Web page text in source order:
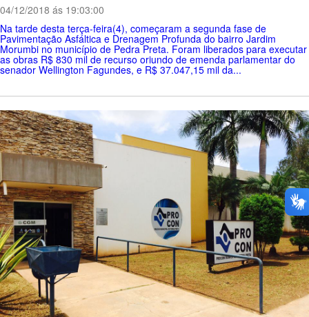
04/12/2018 ás 19:03:00
Na tarde desta terça-feira(4), começaram a segunda fase de
Pavimentação Asfáltica e Drenagem Profunda do bairro Jardim
Morumbi no município de Pedra Preta. Foram liberados para executar
as obras R$ 830 mil de recurso oriundo de emenda parlamentar do
senador Wellington Fagundes, e R$ 37.047,15 mil da...